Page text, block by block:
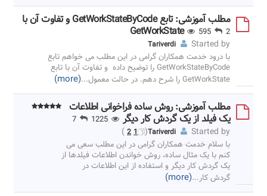
مطلب آموزشی: تابع GetWorkStateByCode و تفاوت آن با
GetWorkState 595 2
Started by
Tariverdi
با درود خدمت همکاران گرامی در این مطلب می خواهم تابع
GetWorkStateByCode را توضیح داده و تفاوت آن با تابع
GetWorkState را شرح دهم. در حالت معمول
...
(more)
مطلب آموزشی: روش ساده فراخوانی اطلاعات
یک فیلد از یک گردش کار دیگر 1225
Started by
Tariverdi
(
1
2
)
با سلام خدمت همکاران گرامی در این مطلب سعی می
کنم با یک مثال ساده، روش خواندن اطلاعات فیلدها از
یک گردش کار دیگر و استفاده از این اطلاعات در
گردش کار...
(more)